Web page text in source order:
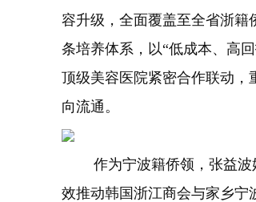
容升级，全面覆盖至全省浙籍
条培养体系，以“低成本、高
顶级美容医院紧密合作联动，
向流通。
作为宁波籍侨领，张益波始
效推动韩国浙江商会与家乡宁